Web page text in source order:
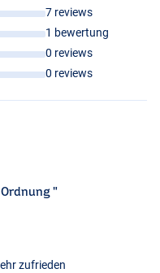
7 reviews
1 bewertung
0 reviews
0 reviews
"
zufrieden